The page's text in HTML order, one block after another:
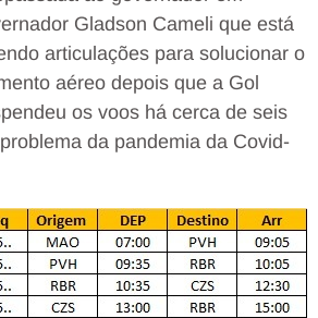
Gladson Cameli que está
articulações para solucionar o
aéreo depois que a Gol
os voos há cerca de seis
da pandemia da Covid-